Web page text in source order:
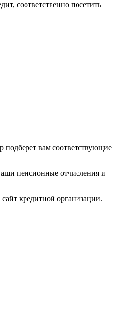
соответственно посетить
подберет вам соответствующие
пенсионные отчисления и
кредитной организации.